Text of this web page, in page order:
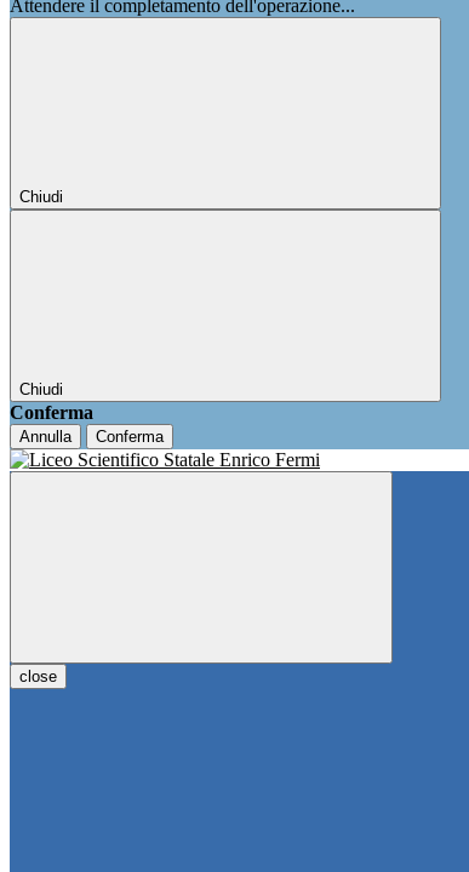
Attendere il completamento dell'operazione...
Chiudi
Chiudi
Conferma
Annulla Conferma
close